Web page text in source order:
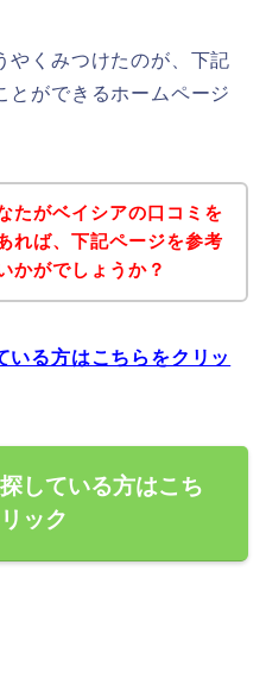
やくみつけたのが、下記
とができるホームページ
たがベイシアの口コミを
れば、下記ページを参考
かがでしょうか？
いる方はこちらをクリッ
している方はこち
ック